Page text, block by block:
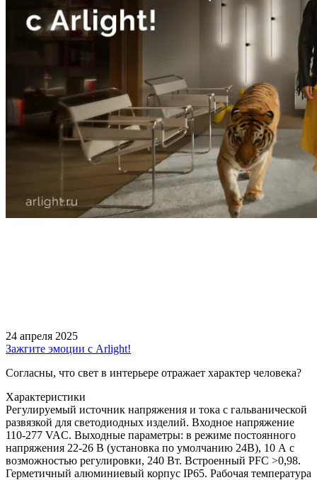
24 апреля 2025
Зажгите эмоции с Arlight!
Согласны, что свет в интерьере отражает характер человека?
Характеристики
Регулируемый источник напряжения и тока с гальванической
развязкой для светодиодных изделий. Входное напряжение
110-277 VAC. Выходные параметры: в режиме постоянного
напряжения 22-26 В (установка по умолчанию 24В), 10 А с
возможностью регулировки, 240 Вт. Встроенный PFC >0,98.
Герметичный алюминиевый корпус IP65. Рабочая температура